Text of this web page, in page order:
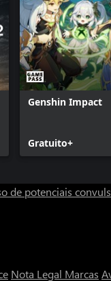
Genshin Impact
Gratuito+
de potenciais
Nota Legal Marcas